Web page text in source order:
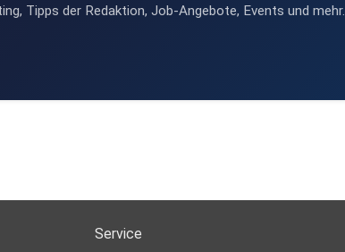
Tipps der Redaktion, Job-Angebote, Events und mehr.
Service